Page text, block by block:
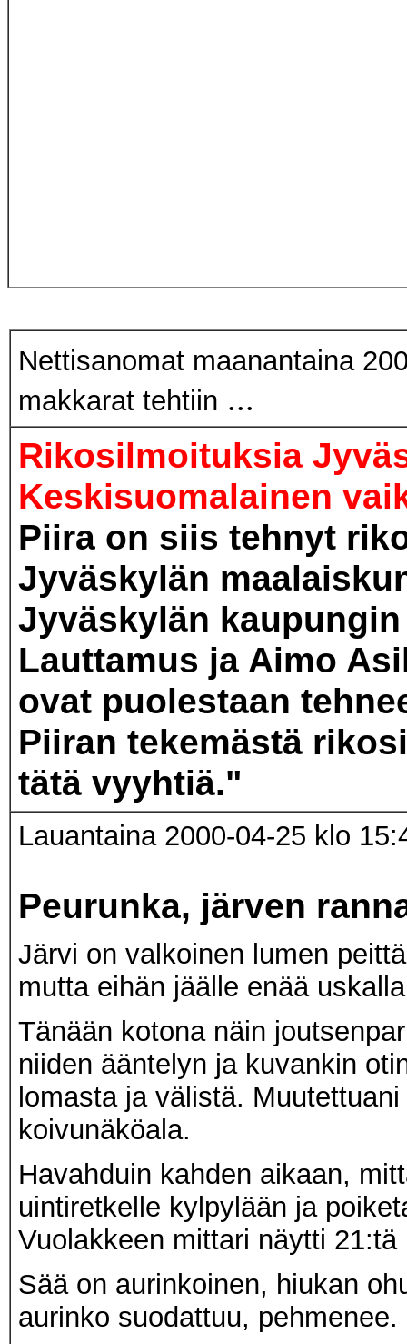
Nettisanomat maanantaina
makkarat tehtiin ...
Rikosilmoituksia
Keskisuomalainen
Piira on siis tehnyt
Jyväskylän
Jyväskylän
Lauttamus ja Aimo
ovat puolestaan
Piiran tekemästä
tätä vyyhtiä."
Lauantaina 2000-04-25 klo
Peurunka, järven
Järvi on valkoinen lumen
mutta eihän jäälle enää
Tänään kotona näin
niiden ääntelyn ja kuvankin
lomasta ja välistä.
koivunäköala.
Havahduin kahden aikaan,
uintiretkelle kylpylään ja
Vuolakkeen mittari näytti
Sää on aurinkoinen, hiukan
aurinko suodattuu, pehmenee.